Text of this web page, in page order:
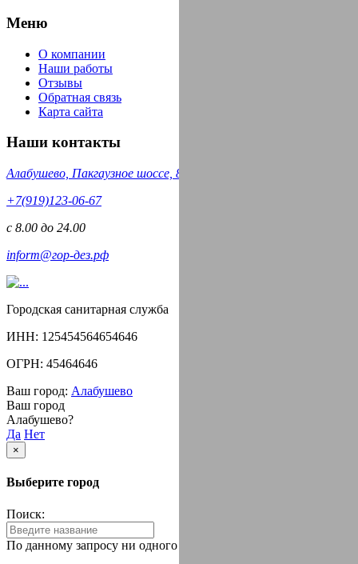
Меню
О компании
Наши работы
Отзывы
Обратная связь
Карта сайта
Наши контакты
Алабушево, Пакгаузное шоссе, 8
‪+7(919)123-06-67‬‬
с 8.00 до 24.00
inform@гор-дез.рф
Городская санитарная служба
ИНН: 125454564654646
ОГРН: 45464646
Ваш город: Алабушево
Ваш город
Алабушево?
Да Нет
×
Выберите город
Поиск:
По данному запросу ни одного города не найдено!